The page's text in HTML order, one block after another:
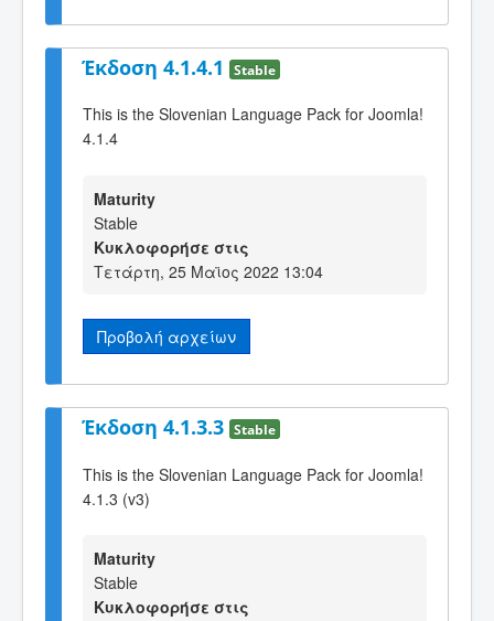
Έκδοση 4.1.4.1 Stable
This is the Slovenian Language Pack for Joomla!
4.1.4
Maturity
Stable
Κυκλοφορήσε στις
Τετάρτη, 25 Μαϊος 2022 13:04
Προβολή αρχείων
Έκδοση 4.1.3.3 Stable
This is the Slovenian Language Pack for Joomla!
4.1.3 (v3)
Maturity
Stable
Κυκλοφορήσε στις